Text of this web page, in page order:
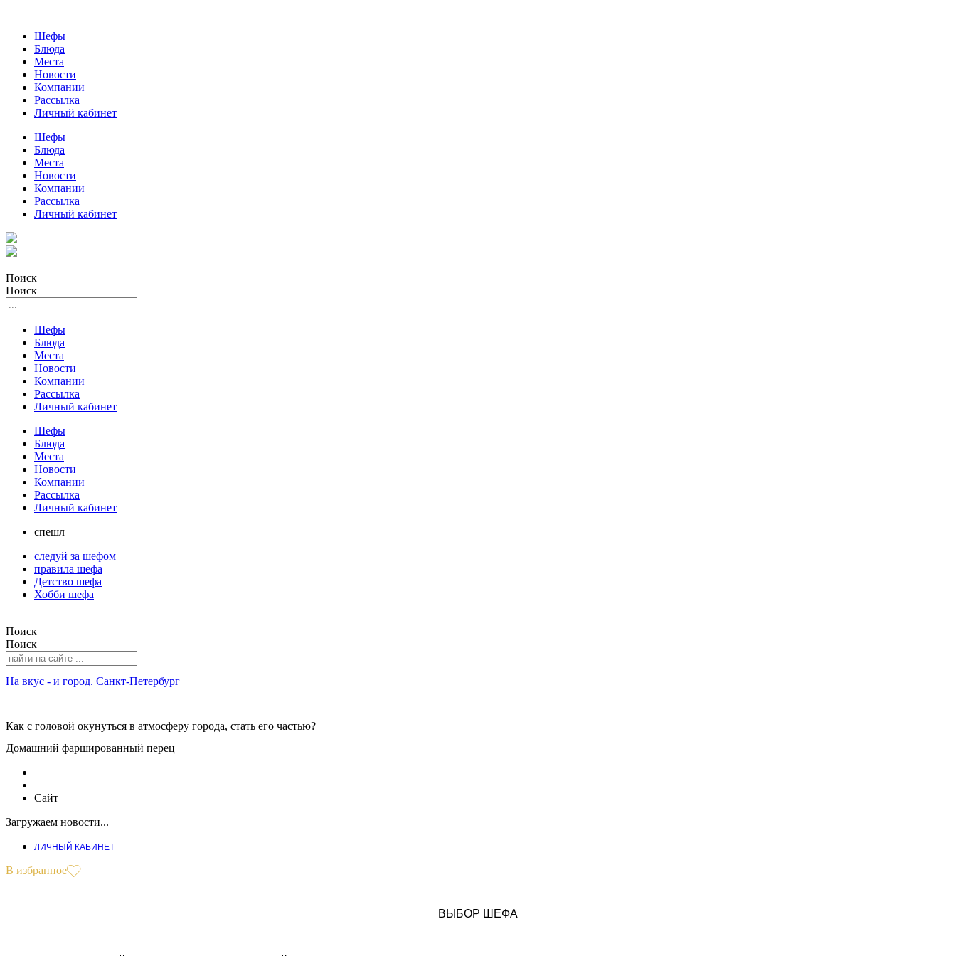
Шефы
Блюда
Места
Новости
Компании
Рассылка
Личный кабинет
Шефы
Блюда
Места
Новости
Компании
Рассылка
Личный кабинет
Поиск
Поиск
Шефы
Блюда
Места
Новости
Компании
Рассылка
Личный кабинет
Шефы
Блюда
Места
Новости
Компании
Рассылка
Личный кабинет
спешл
следуй за шефом
правила шефа
Детство шефа
Хобби шефа
Поиск
Поиск
На вкус - и город. Санкт-Петербург
Как с головой окунуться в атмосферу города, стать его частью?
Домашний фаршированный перец
Сайт
Загружаем новости...
ЛИЧНЫЙ КАБИНЕТ
В избранное
ВЫБОР ШЕФА